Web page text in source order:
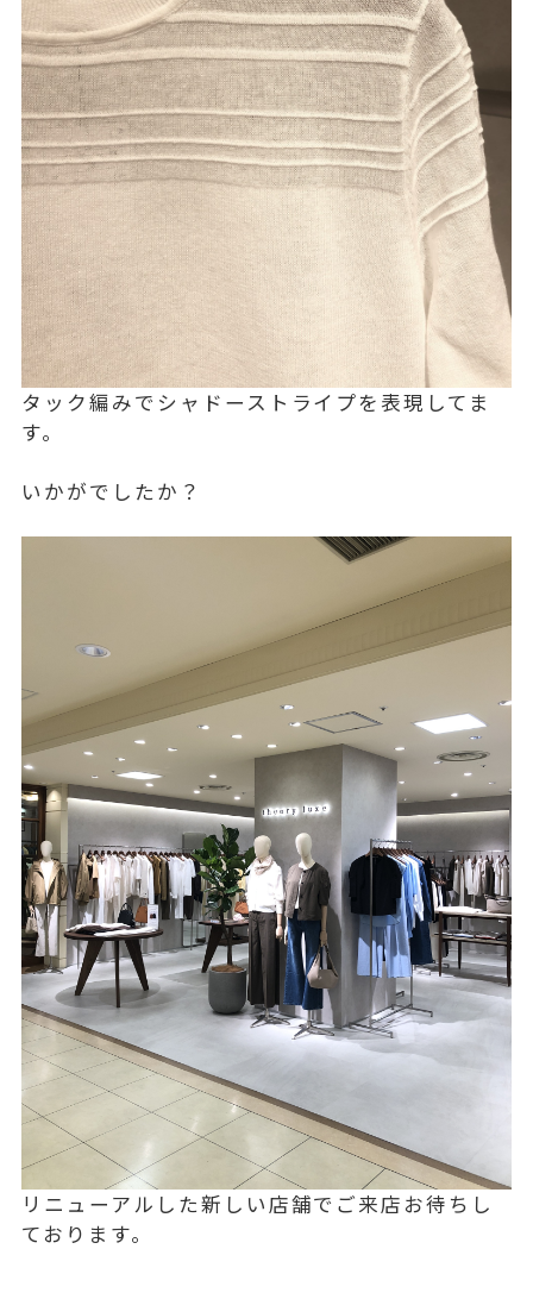
タック編みでシャドーストライプを表現してま
す。
いかがでしたか？
リニューアルした新しい店舗でご来店お待ちし
ております。